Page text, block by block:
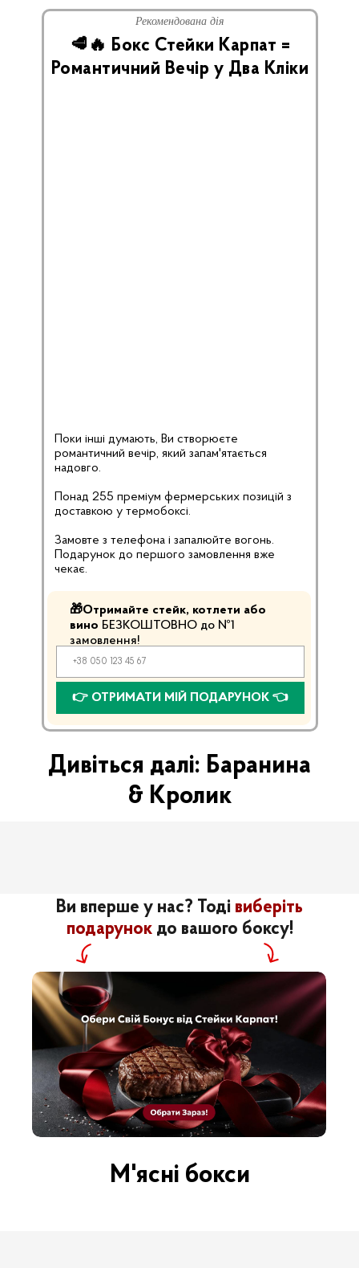
Рекомендована дія
🥩🔥 Бокс Стейки Карпат =
Романтичний Вечір у Два Кліки
Поки інші думають, Ви створюєте
романтичний вечір, який запам'ятається
надовго.
Понад 255 преміум фермерських позицій з
доставкою у термобоксі.
Замовте з телефона і запалюйте вогонь.
Подарунок до першого замовлення вже
чекає.
👉 ОТРИМАТИ МІЙ ПОДАРУНОК 👈
🎁Отримайте стейк, котлети або
вино БЕЗКОШТОВНО до №1
замовлення!
Дивіться далі: Баранина
& Кролик
Ви вперше у нас? Тоді виберіть
подарунокдо вашого боксу!
М'ясні бокси
Яловичі Стейки
Преміум &
Альтернативні
Фермерська
Курка, Качка &
Індик
Кролятина
Дика риба,
Дитячі ЕКО